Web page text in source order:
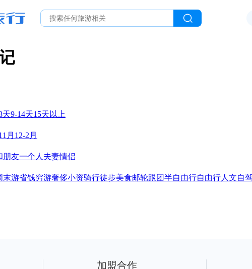
天9-14天15天以上
月 12-2月
朋友一个人 夫妻情侣
末游省钱穷游奢侈小资骑行徒步美食邮轮跟团半自由行自由行人文自驾
加盟合作